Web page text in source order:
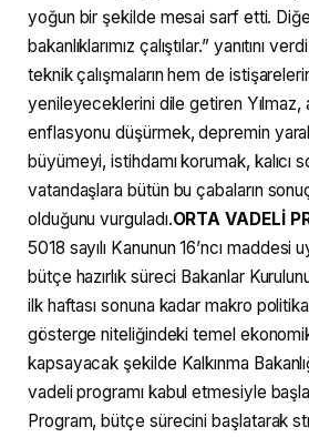
yoğun bir şekilde mesai sarf etti.
bakanlıklarımız çalıştılar.” yanıtını
teknik çalışmaların hem de
yenileyeceklerini dile getiren Yılmaz,
enflasyonu düşürmek, depremin
büyümeyi, istihdamı korumak, kalıcı
vatandaşlara bütün bu çabaların
olduğunu vurguladı.ORTA VADELİ
5018 sayılı Kanunun 16’ncı maddesi
bütçe hazırlık süreci Bakanlar
ilk haftası sonuna kadar makro
gösterge niteliğindeki temel
kapsayacak şekilde Kalkınma
vadeli programı kabul etmesiyle
Program, bütçe sürecini başlatarak